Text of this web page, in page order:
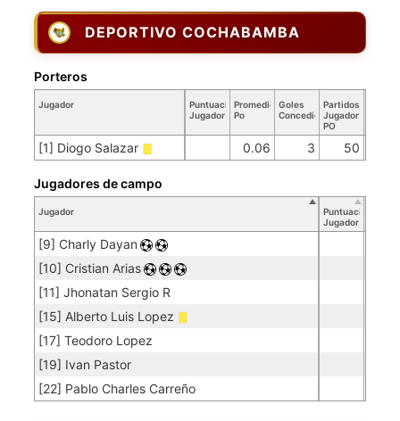
DEPORTIVO COCHABAMBA
Jugador
Puntuación
Jugador
Promedio
Po
Goles
Concedidos
Partidos
Jugador
PO
[1] Diogo Salazar 0.06 3 50
Porteros
Jugador
Puntuación
Jugador
[9] Charly Dayan
[10] Cristian Arias
[11] Jhonatan Sergio R
[15] Alberto Luis Lopez
[17] Teodoro Lopez
[19] Ivan Pastor
[22] Pablo Charles Carreño
Jugadores de campo